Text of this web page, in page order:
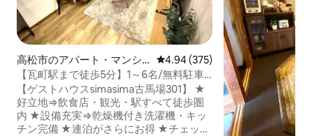
高松市のアパート・マンシ
ョン
レビュー375件、5つ星中4.94つ
4.94 (375)
【瓦町駅まで徒歩5分】1～6名/無料駐車
場/貸切全室/日本一の商店街まで徒歩5分/
洗濯乾燥機/おしゃれ...
【ゲストハウスsimasima古馬場301】 ★
好立地⇒飲食店・観光・駅すべて徒歩圏
内 ★設備充実⇒乾燥機付き洗濯機・キッ
チン完備 ★連泊がさらにお得 ★チェック